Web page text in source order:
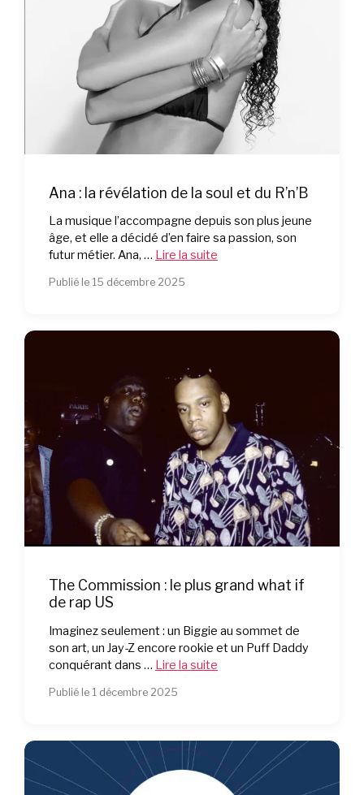
Ana : la révélation de la soul et du R’n’B
La musique l’accompagne depuis son plus jeune
âge, et elle a décidé d’en faire sa passion, son
futur métier. Ana, … Lire la suite
Publié le 15 décembre 2025
The Commission : le plus grand what if
de rap US
Imaginez seulement : un Biggie au sommet de
son art, un Jay-Z encore rookie et un Puff Daddy
conquérant dans … Lire la suite
Publié le 1 décembre 2025